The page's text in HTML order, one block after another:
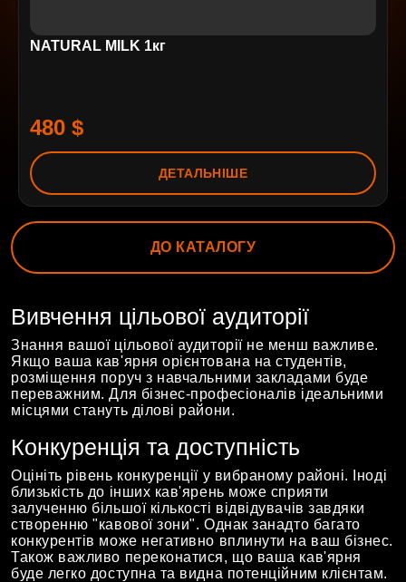
NATURAL MILK 1кг
480 $
ДЕТАЛЬНІШЕ
ДО КАТАЛОГУ
Вивчення цільової аудиторії
Знання вашої цільової аудиторії не менш важливе.
Якщо ваша кав'ярня орієнтована на студентів,
розміщення поруч з навчальними закладами буде
переважним. Для бізнес-професіоналів ідеальними
місцями стануть ділові райони.
Конкуренція та доступність
Оцініть рівень конкуренції у вибраному районі. Іноді
близькість до інших кав'ярень може сприяти
залученню більшої кількості відвідувачів завдяки
створенню "кавової зони". Однак занадто багато
конкурентів може негативно вплинути на ваш бізнес.
Також важливо переконатися, що ваша кав'ярня
буде легко доступна та видна потенційним клієнтам.